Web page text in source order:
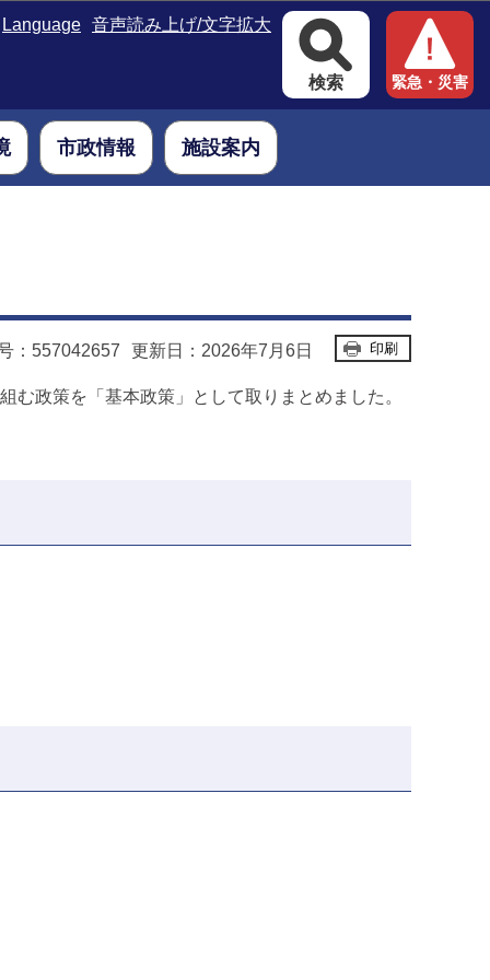
Language 音声読み上げ/文字拡大
検索 緊急・災害
市政情報 施設案内
：557042657 更新日：2026年7月6日 印刷
政策を「基本政策」として取りまとめました。